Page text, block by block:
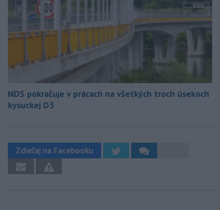
NDS pokračuje v prácach na všetkých troch úsekoch
kysuckej D3
Zdieľaj na Facebooku